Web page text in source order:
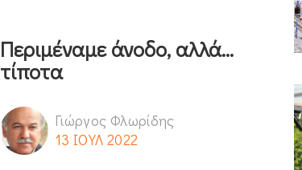
Περιμέναμε άνοδο, αλλά...
τίποτα
Γιώργος Φλωρίδης
13 ΙΟΥΛ 2022